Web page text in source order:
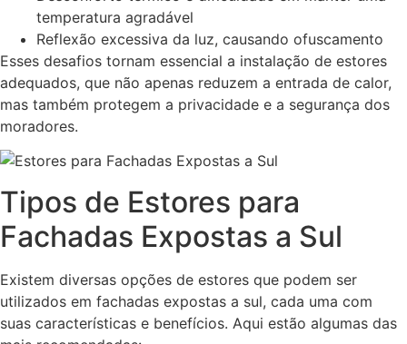
temperatura agradável
Reflexão excessiva da luz, causando ofuscamento
Esses desafios tornam essencial a instalação de estores
adequados, que não apenas reduzem a entrada de calor,
mas também protegem a privacidade e a segurança dos
moradores.
Tipos de Estores para
Fachadas Expostas a Sul
Existem diversas opções de estores que podem ser
utilizados em fachadas expostas a sul, cada uma com
suas características e benefícios. Aqui estão algumas das